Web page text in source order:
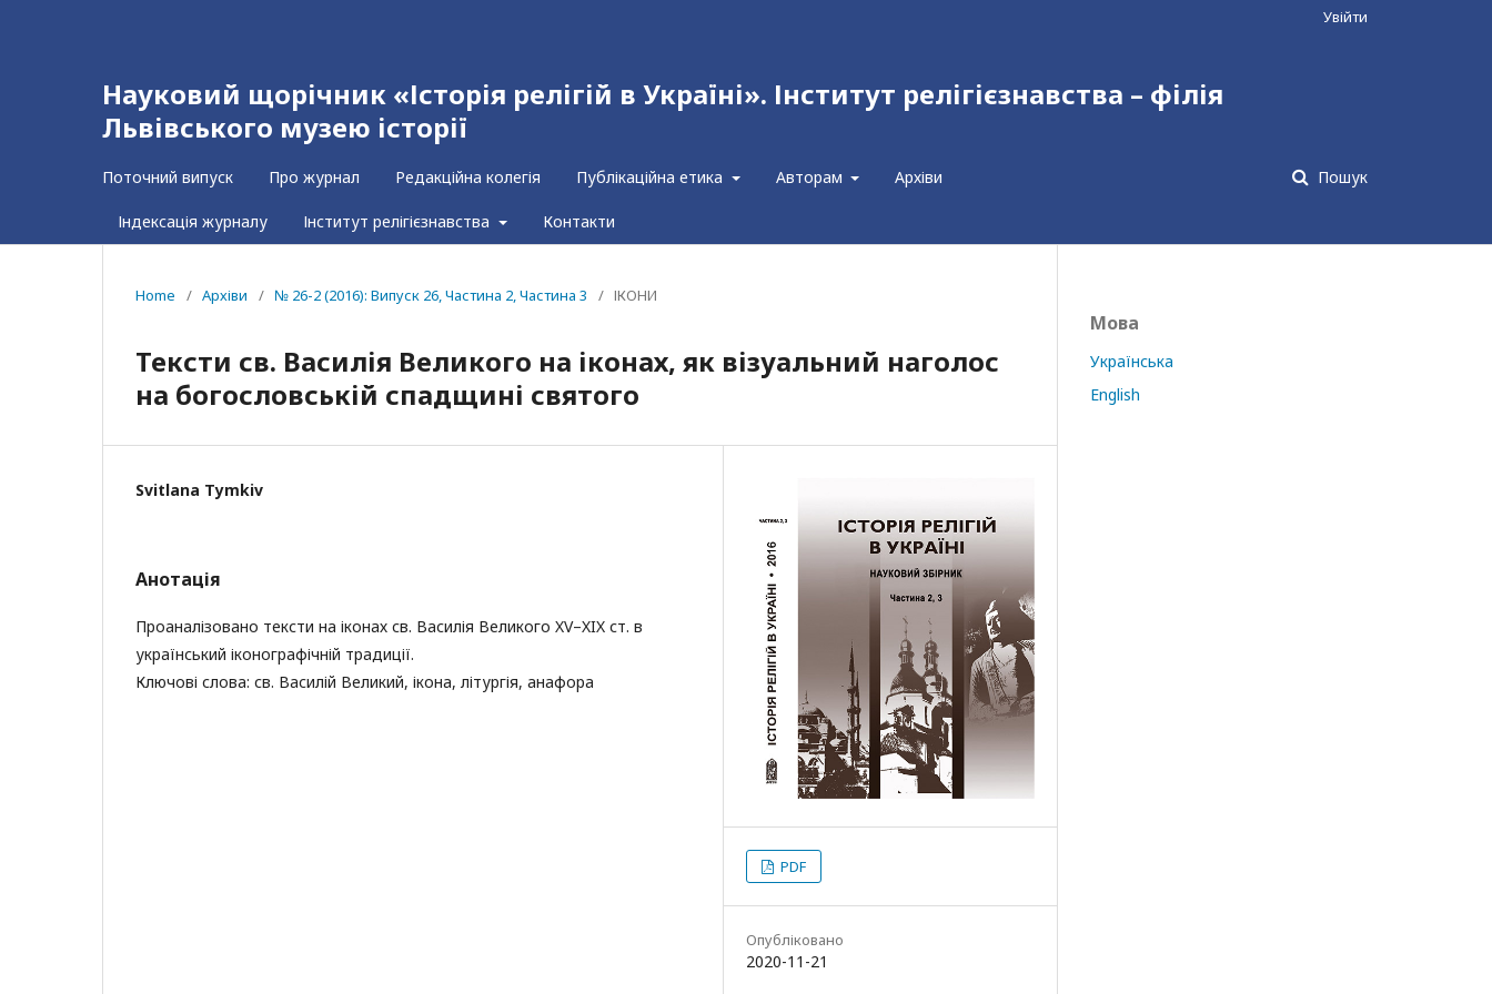
Науковий щорічник «Історія релігій в Україні». Інститут релігієзнавства – філія
Львівського музею історії
Поточний випуск Про журнал Редакційна колегія Публікаційна етика Авторам Архіви
Індексація журналу Інститут релігієзнавства Контакти
Пошук
Увійти
Home / Архіви / № 26-2 (2016): Випуск 26, Частина 2, Частина 3 / ІКОНИ
Тексти св. Василія Великого на іконах, як візуальний наголос
на богословській спадщині святого
Svitlana Tymkiv
Анотація
Проаналізовано тексти на іконах св. Василія Великого XV–XIX ст. в
український іконографічній традиції.
Ключові слова: св. Василій Великий, ікона, літургія, анафора
PDF
Опубліковано
2020-11-21
Мова
Українська
English